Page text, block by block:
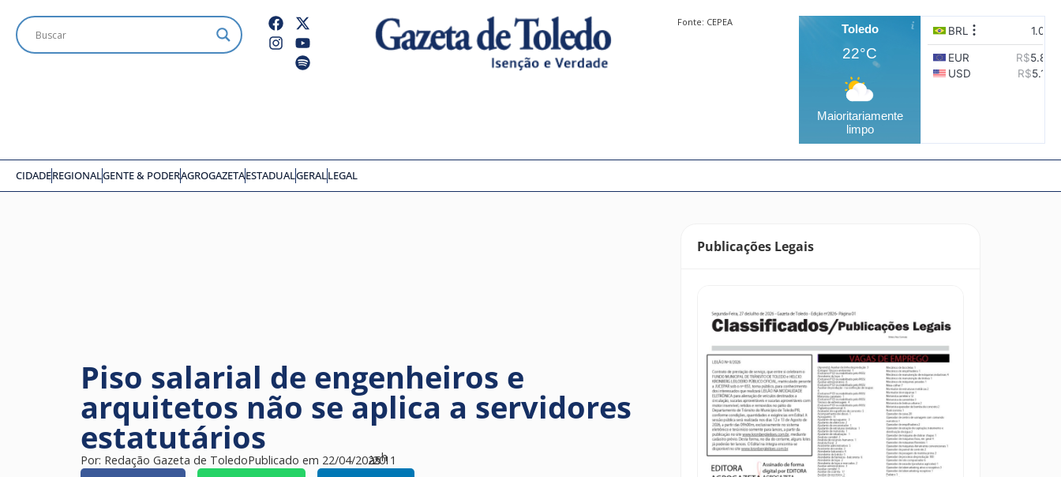
Fonte: CEPEA
Toledo
22°C
Maioritariamente
limpo
CIDADEREGIONALGENTE & PODERAGROGAZETAESTADUALGERALLEGAL
Piso salarial de engenheiros e
arquitetos não se aplica a servidores
estatutários
Por: Redação Gazeta de ToledoPublicado em 22/04/2025
às11
h
20
Publicações Legais